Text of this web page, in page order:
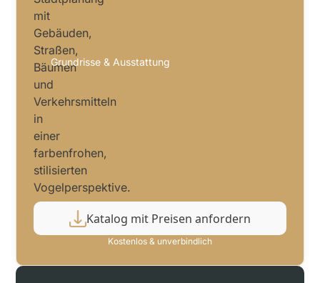
Grundrisse & Ausstattung
Katalog mit Preisen anfordern
Kostenlos & unverbindlich